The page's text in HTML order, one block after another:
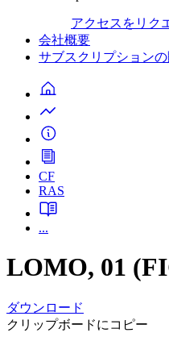
アクセスをリク
会社概要
サブスクリプションの
CF
RAS
...
LOMO, 01
ダウンロード
クリップボードにコピー